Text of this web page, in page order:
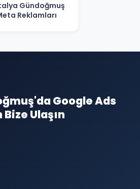
Gündoğmuş
Reklamları
Google Ads
Ulaşın